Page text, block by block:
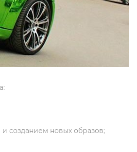
созданием новых образов;